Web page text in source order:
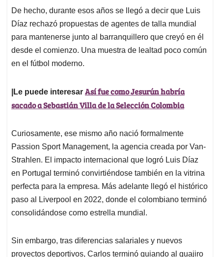
De hecho, durante esos años se llegó a decir que Luis
Díaz rechazó propuestas de agentes de talla mundial
para mantenerse junto al barranquillero que creyó en él
desde el comienzo. Una muestra de lealtad poco común
en el fútbol moderno.
|Le puede interesar Así fue como Jesurún habría
sacado a Sebastián Villa de la Selección Colombia
Curiosamente, ese mismo año nació formalmente
Passion Sport Management, la agencia creada por Van-
Strahlen. El impacto internacional que logró Luis Díaz
en Portugal terminó convirtiéndose también en la vitrina
perfecta para la empresa. Más adelante llegó el histórico
paso al Liverpool en 2022, donde el colombiano terminó
consolidándose como estrella mundial.
Sin embargo, tras diferencias salariales y nuevos
proyectos deportivos, Carlos terminó guiando al guajiro